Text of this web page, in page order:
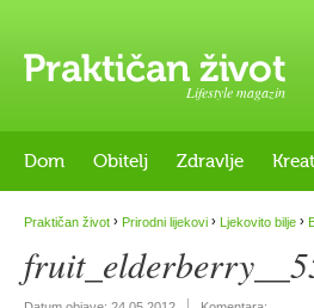
Lifestyle magazin
Dom Obitelj Zdravlje
Praktičan život › Prirodni lijekovi › Ljekovito bilje ›